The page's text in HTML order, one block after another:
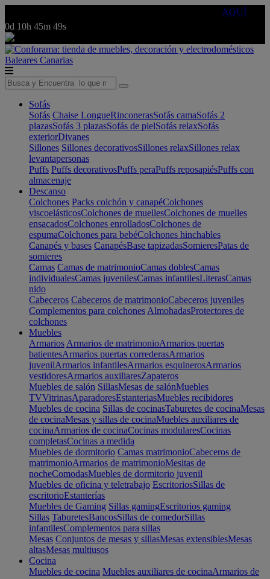
AQUÍ
0d 10h 45m 49s
Baleares Canarias
Sofás
Sofás Chaise LongueRinconerasSofás camaSofás 2
plazasSofás 3 plazasSofás de pielSofás relaxSofás
exteriorDivanes
Sillones Sillones decorativosSillones relaxSillones relax
levantapersonas
Puffs Puffs decorativosPuffs peraPuffs reposapiésPuffs con
almacenaje
Descanso
Colchones Packs colchón y canapéColchones
viscoelásticosColchones de muellesColchones de muelles
ensacadosColchones enrolladosColchones de
espumaColchones para bebéColchones hinchables
Canapés y bases CanapésBase tapizadasSomieresPatas de
somieres
Camas Camas de matrimonioCamas doblesCamas
individualesCamas juvenilesCamas infantilesLiterasCamas
nido
Cabeceros Cabeceros de matrimonioCabeceros juveniles
Complementos para colchones AlmohadasProtectores de
colchones
Muebles
Armarios Armarios de matrimonioArmarios puertas
batientesArmarios puertas correderasArmarios
juvenilArmarios infantilesArmarios esquinerosArmarios
vestidoresArmarios auxiliaresZapateros
Muebles de salón SillasMesas de salónMuebles
TVVitrinasAparadoresEstanteriasMuebles recibidores
Muebles de cocina Sillas de cocinasTaburetes de cocinaMesas
de cocinaMesas y sillas de cocinaMuebles auxiliares de
cocinaArmarios de cocinaCocinas modularesCocinas
completasCocinas a medida
Muebles de dormitorio Camas matrimonioCabeceros de
matrimonioArmarios de matrimonioMesitas de
nocheComodasMuebles de dormitorio juvenil
Muebles de oficina y teletrabajo EscritoriosSillas de
escritorioEstanterías
Muebles de Gaming Sillas gamingEscritorios gaming
Sillas TaburetesBancosSillas de comedorSillas
infantilesComplementos para sillas
Mesas Conjuntos de mesas y sillasMesas extensiblesMesas
altasMesas multiusos
Cocina
Muebles de cocina Muebles auxiliares de cocinaArmarios de